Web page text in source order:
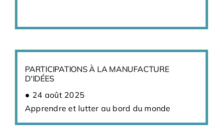
PARTICIPATIONS À LA MANUFACTURE
D'IDÉES
24 août 2025
Apprendre et lutter au bord du monde